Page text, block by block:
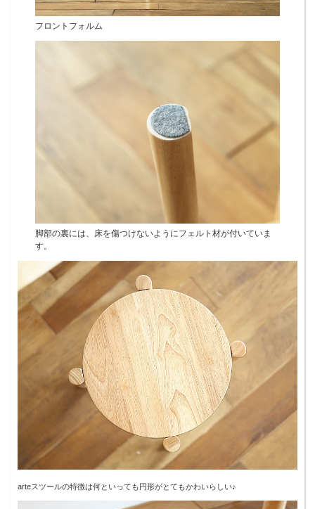
フロントフォルム
脚部の裏には、床を傷つけないようにフェルト材が付いていま
す。
arteスツールの特徴は何といっても円形がとてもかわいらしい♪